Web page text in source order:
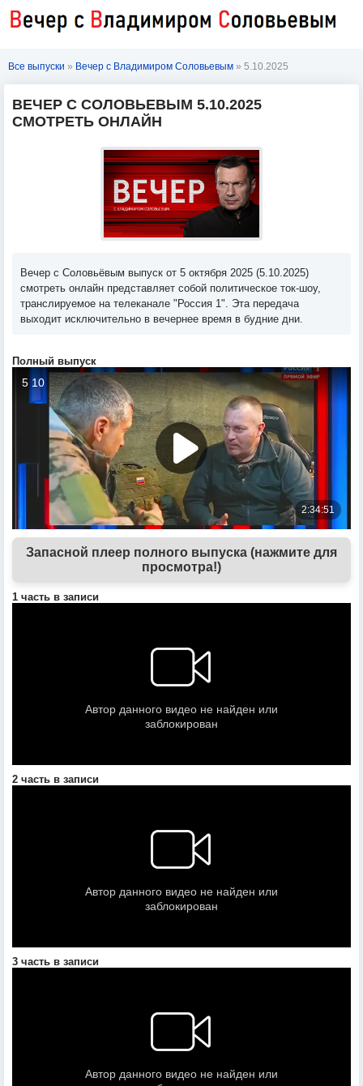
Все выпуски » Вечер с Владимиром Соловьевым » 5.10.2025
ВЕЧЕР С СОЛОВЬЕВЫМ 5.10.2025
СМОТРЕТЬ ОНЛАЙН
Вечер с Соловьёвым выпуск от 5 октября 2025 (5.10.2025)
смотреть онлайн представляет собой политическое ток-шоу,
транслируемое на телеканале "Россия 1". Эта передача
выходит исключительно в вечернее время в будние дни.
Полный выпуск
Запасной плеер полного выпуска (нажмите для
просмотра!)
1 часть в записи
2 часть в записи
3 часть в записи